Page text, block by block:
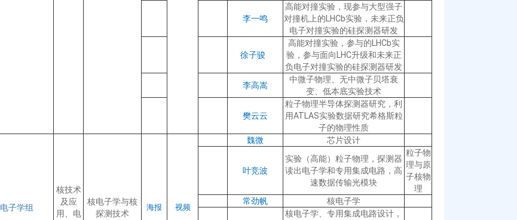
李一鸣
高能对撞实验，现参与大型强子
对撞机上的LHCb实验，未来正负
电子对撞实验的硅探测器研发
徐子骏
高能对撞实验，参与的LHCb实
验，参与面向LHC升级和未来正
负电子对撞实验的硅探测器研发
李高嵩
中微子物理、无中微子贝塔衰
变、低本底实验技术
樊云云
粒子物理半导体探测器研究，利
用ATLAS实验数据研究希格斯粒
子的物理性质
电子学组
核技术
及应
用、电
核电子学与核
探测技术
海报 视频
魏微 芯片设计
叶竞波
实验（高能）粒子物理，探测器
读出电子学和专用集成电路，高
速数据传输光模块
粒子物
理与原
子核物
理
常劲帆 核电子学
核电子学、专用集成电路设计，